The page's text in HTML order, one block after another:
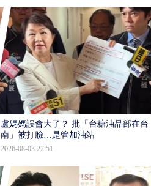
盧媽媽誤會大了？ 批「台糖油品部在台
南」被打臉…是管加油站
2026-08-03 22:51